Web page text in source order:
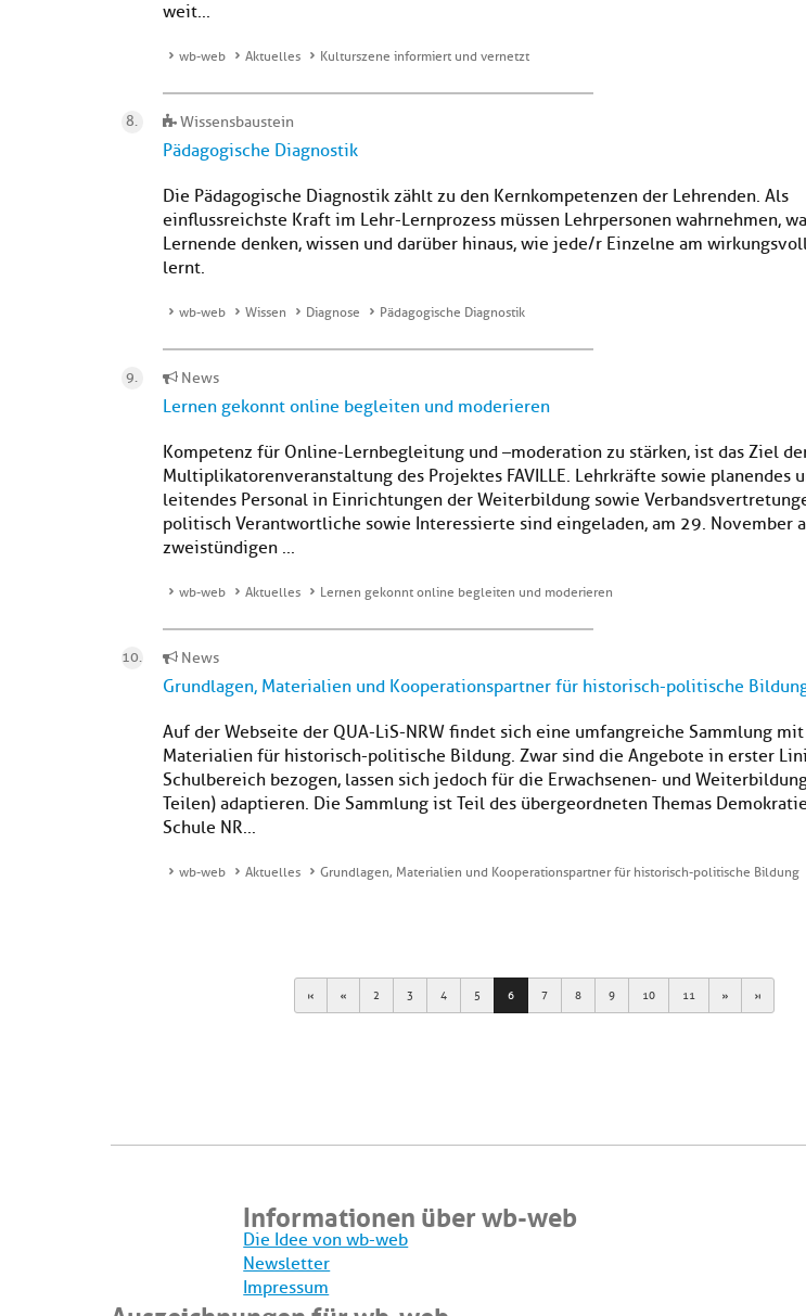
weit...
wb-web Aktuelles Kulturszene informiert und vernetzt
Wissensbaustein
Pädagogische Diagnostik
Die Pädagogische Diagnostik zählt zu den Kernkompetenzen der Lehrenden. Als
einflussreichste Kraft im Lehr-Lernprozess müssen Lehrpersonen wahrnehmen,
Lernende denken, wissen und darüber hinaus, wie jede/r Einzelne am
lernt.
wb-web Wissen Diagnose Pädagogische Diagnostik
News
Lernen gekonnt online begleiten und moderieren
Kompetenz für Online-Lernbegleitung und –moderation zu stärken, ist das Ziel
Multiplikatorenveranstaltung des Projektes FAVILLE. Lehrkräfte sowie planendes
leitendes Personal in Einrichtungen der Weiterbildung sowie
politisch Verantwortliche sowie Interessierte sind eingeladen, am 29. November
zweistündigen ...
wb-web Aktuelles Lernen gekonnt online begleiten und moderieren
News
Grundlagen, Materialien und Kooperationspartner für historisch-politische
Auf der Webseite der QUA-LiS-NRW findet sich eine umfangreiche Sammlung mit
Materialien für historisch-politische Bildung. Zwar sind die Angebote in erster
Schulbereich bezogen, lassen sich jedoch für die Erwachsenen- und
Teilen) adaptieren. Die Sammlung ist Teil des übergeordneten Themas
Schule NR...
wb-web Aktuelles Grundlagen, Materialien und Kooperationspartner für historisch-politische Bildung
First Previous
2 3 4 5 6 7 8 9 10 11 Next Last
Informationen über wb-web
Die Idee von wb-web
Newsletter
Impressum